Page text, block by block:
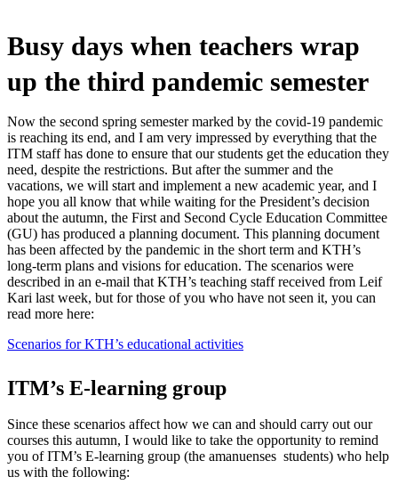
Busy days when teachers wrap
up the third pandemic semester
Now the second spring semester marked by the covid-19 pandemic
is reaching its end, and I am very impressed by everything that the
ITM staff has done to ensure that our students get the education they
need, despite the restrictions. But after the summer and the
vacations, we will start and implement a new academic year, and I
hope you all know that while waiting for the President’s decision
about the autumn, the First and Second Cycle Education Committee
(GU) has produced a planning document. This planning document
has been affected by the pandemic in the short term and KTH’s
long-term plans and visions for education. The scenarios were
described in an e-mail that KTH’s teaching staff received from Leif
Kari last week, but for those of you who have not seen it, you can
read more here:
Scenarios for KTH’s educational activities
ITM’s E-learning group
Since these scenarios affect how we can and should carry out our
courses this autumn, I would like to take the opportunity to remind
you of ITM’s E-learning group (the amanuenses students) who help
us with the following: